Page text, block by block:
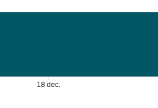
18 dec.